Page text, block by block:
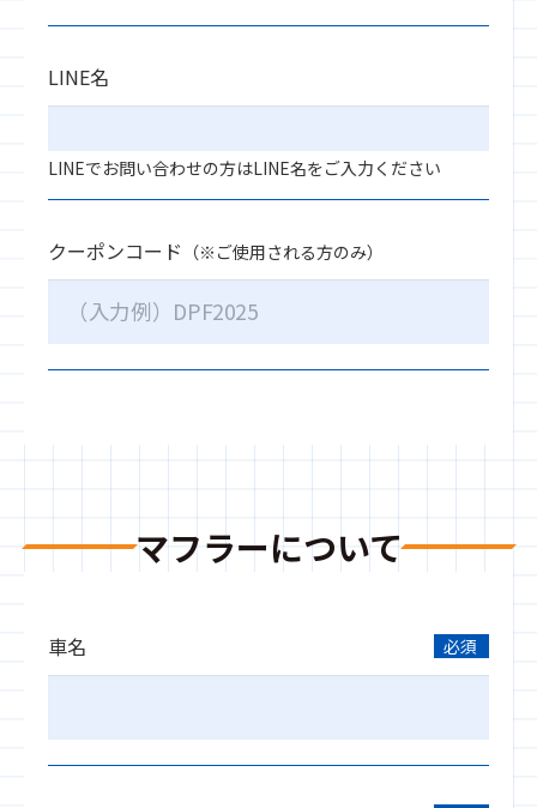
LINE名
LINEでお問い合わせの方はLINE名をご入力ください
クーポンコード （※ご使用される方のみ）
マフラーについて
車名 必須